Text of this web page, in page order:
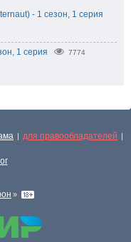
- 1 сезон, 1 серия
1 серия 7774
| для правообладателей |
»